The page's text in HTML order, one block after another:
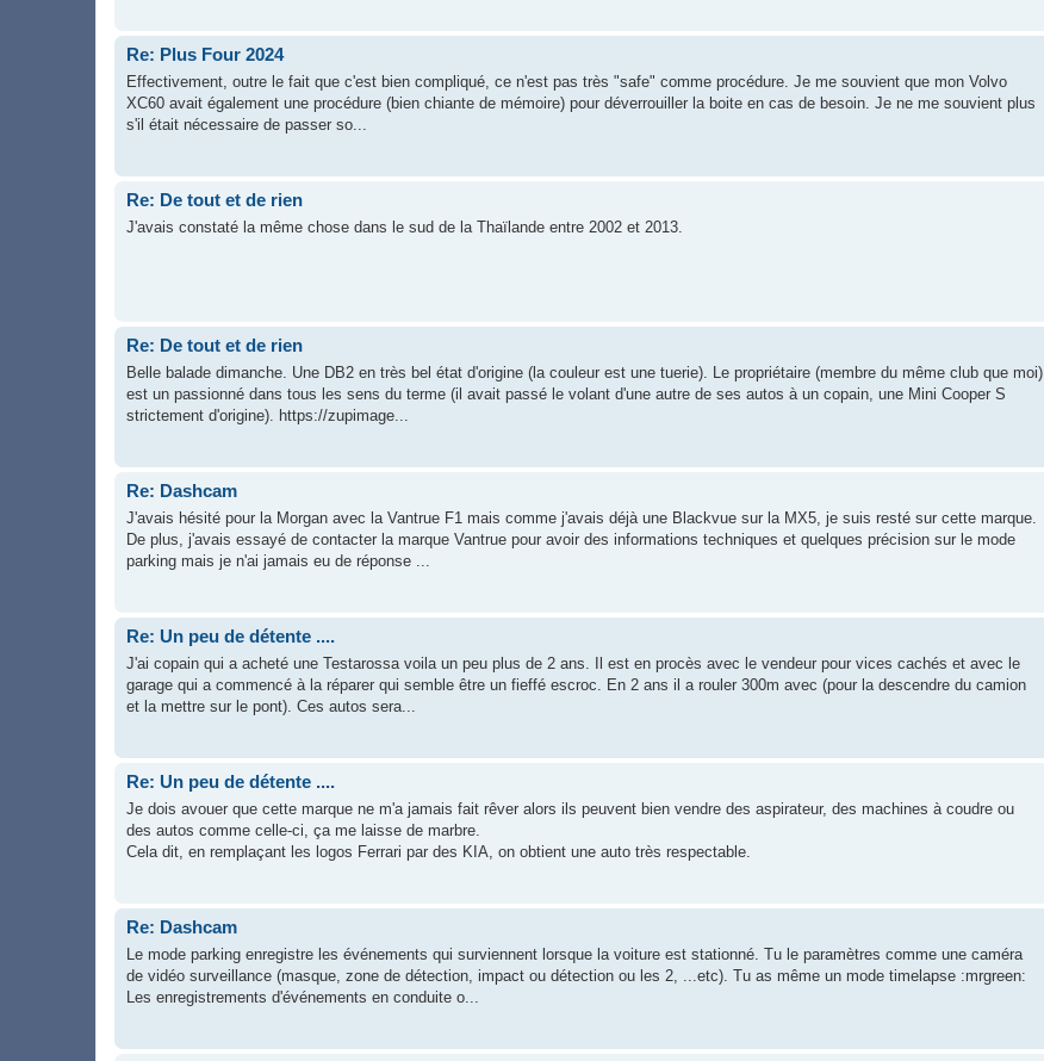
Re: Plus Four 2024
Effectivement, outre le fait que c'est bien compliqué, ce n'est pas très "safe" comme procédure. Je me souvient que mon Volvo
XC60 avait également une procédure (bien chiante de mémoire) pour déverrouiller la boite en cas de besoin. Je ne me souvient plus
s'il était nécessaire de passer so...
Re: De tout et de rien
J'avais constaté la même chose dans le sud de la Thaïlande entre 2002 et 2013.
Re: De tout et de rien
Belle balade dimanche. Une DB2 en très bel état d'origine (la couleur est une tuerie). Le propriétaire (membre du même club que moi)
est un passionné dans tous les sens du terme (il avait passé le volant d'une autre de ses autos à un copain, une Mini Cooper S
strictement d'origine). https://zupimage...
Re: Dashcam
J'avais hésité pour la Morgan avec la Vantrue F1 mais comme j'avais déjà une Blackvue sur la MX5, je suis resté sur cette marque.
De plus, j'avais essayé de contacter la marque Vantrue pour avoir des informations techniques et quelques précision sur le mode
parking mais je n'ai jamais eu de réponse ...
Re: Un peu de détente ....
J'ai copain qui a acheté une Testarossa voila un peu plus de 2 ans. Il est en procès avec le vendeur pour vices cachés et avec le
garage qui a commencé à la réparer qui semble être un fieffé escroc. En 2 ans il a rouler 300m avec (pour la descendre du camion
et la mettre sur le pont). Ces autos sera...
Re: Un peu de détente ....
Je dois avouer que cette marque ne m'a jamais fait rêver alors ils peuvent bien vendre des aspirateur, des machines à coudre ou
des autos comme celle-ci, ça me laisse de marbre.
Cela dit, en remplaçant les logos Ferrari par des KIA, on obtient une auto très respectable.
Re: Dashcam
Le mode parking enregistre les événements qui surviennent lorsque la voiture est stationné. Tu le paramètres comme une caméra
de vidéo surveillance (masque, zone de détection, impact ou détection ou les 2, ...etc). Tu as même un mode timelapse :mrgreen:
Les enregistrements d'événements en conduite o...